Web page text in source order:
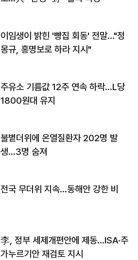
이임생이 밝힌 '빵집 회동' 전말…"정
몽규, 홍명보로 하라 지시"
주유소 기름값 12주 연속 하락…L당
1800원대 유지
불볕더위에 온열질환자 202명 발
생…3명 숨져
전국 무더위 지속…동해안 강한 비
李, 정부 세제개편안에 제동…ISA·주
가누르기안 재검토 지시